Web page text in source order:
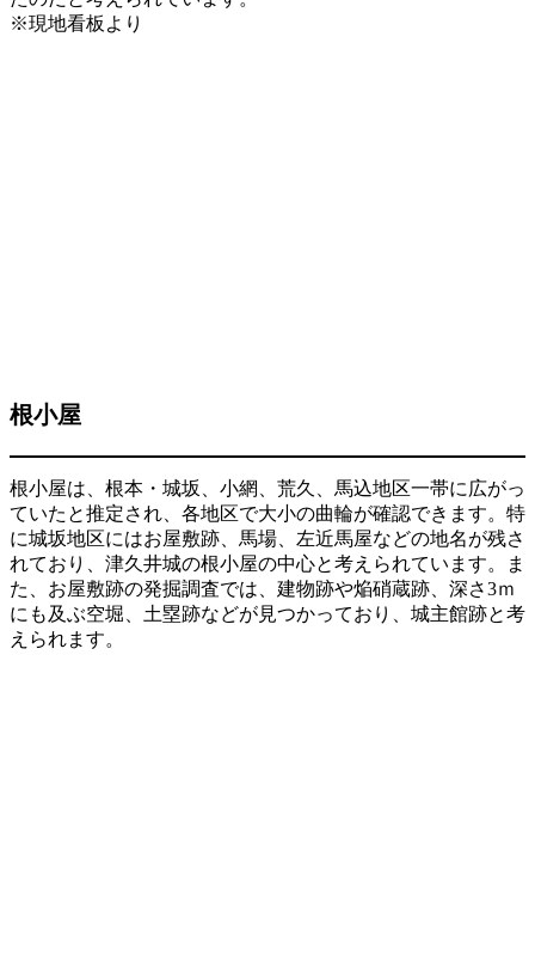
※現地看板より
根小屋
根小屋は、根本・城坂、小網、荒久、馬込地区一帯に広がっ
ていたと推定され、各地区で大小の曲輪が確認できます。特
に城坂地区にはお屋敷跡、馬場、左近馬屋などの地名が残さ
れており、津久井城の根小屋の中心と考えられています。ま
た、お屋敷跡の発掘調査では、建物跡や焔硝蔵跡、深さ3ｍ
にも及ぶ空堀、土塁跡などが見つかっており、城主館跡と考
えられます。